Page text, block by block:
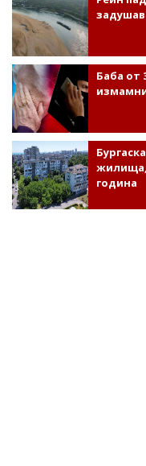
Баба от
жилища,
година